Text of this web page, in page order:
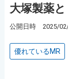
大塚製薬
公開日時 2025/
優れているMR